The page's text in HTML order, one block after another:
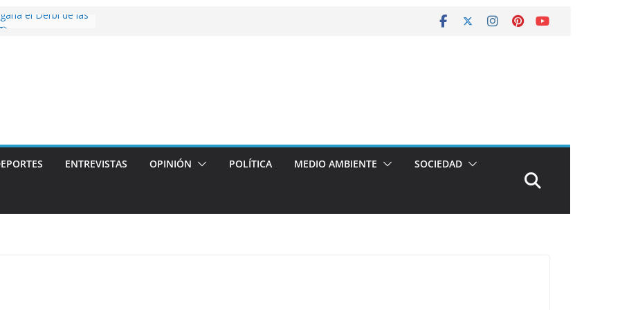
el Derbi de las
ENTREVISTAS OPINIÓN POLÍTICA MEDIO AMBIENTE SOCIEDAD